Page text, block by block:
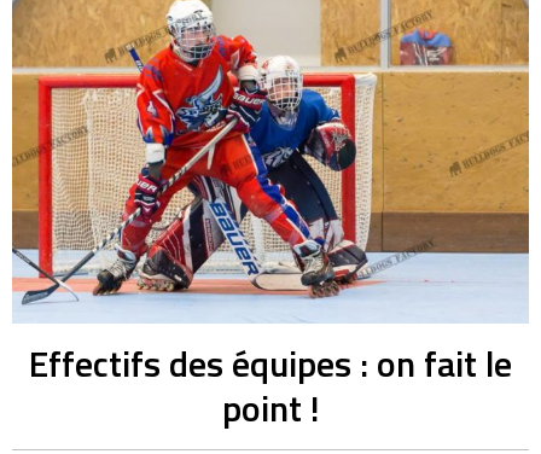
Effectifs des équipes : on fait le
point !